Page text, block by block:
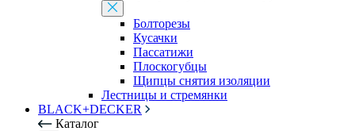
Болторезы
Кусачки
Пассатижи
Плоскогубцы
Щипцы снятия изоляции
Лестницы и стремянки
BLACK+DECKER
Каталог